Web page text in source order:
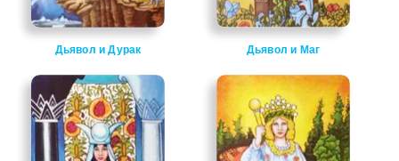
Дьявол и Дурак Дьявол и Маг